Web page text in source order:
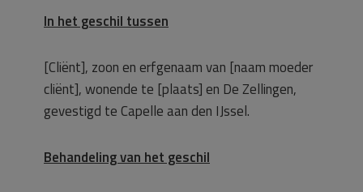
In het geschil tussen
[Cliënt], zoon en erfgenaam van [naam moeder
cliënt], wonende te [plaats] en De Zellingen,
gevestigd te Capelle aan den IJssel.
Behandeling van het geschil